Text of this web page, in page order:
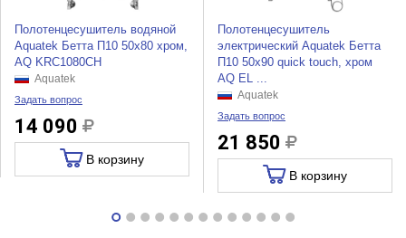
Полотенцесушитель водяной
Aquatek Бетта П10 50x80 хром,
AQ KRC1080CH
Aquatek
Задать вопрос
14 090
В корзину
Полотенцесушитель
электрический Aquatek Бетта
П10 50x90 quick touch, хром
AQ EL ...
Aquatek
Задать вопрос
21 850
В корзину